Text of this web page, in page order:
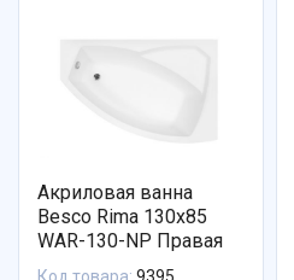
Акриловая ванна
Besco Rima 130x85
WAR-130-NP Правая
Код товара: 9395